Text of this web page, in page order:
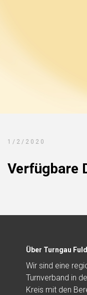
1/2/2020
Verfügbare
Über Turngau
Wir sind eine
Turnverband in
Kreis mit den